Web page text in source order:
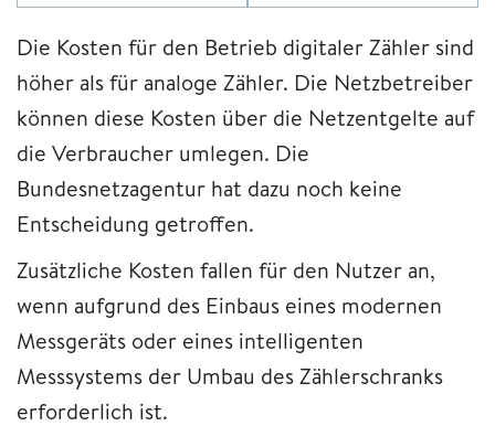
Die Kosten für den Betrieb digitaler Zähler sind
höher als für analoge Zähler. Die Netzbetreiber
können diese Kosten über die Netzentgelte auf
die Verbraucher umlegen. Die
Bundesnetzagentur hat dazu noch keine
Entscheidung getroffen.
Zusätzliche Kosten fallen für den Nutzer an,
wenn aufgrund des Einbaus eines modernen
Messgeräts oder eines intelligenten
Messsystems der Umbau des Zählerschranks
erforderlich ist.